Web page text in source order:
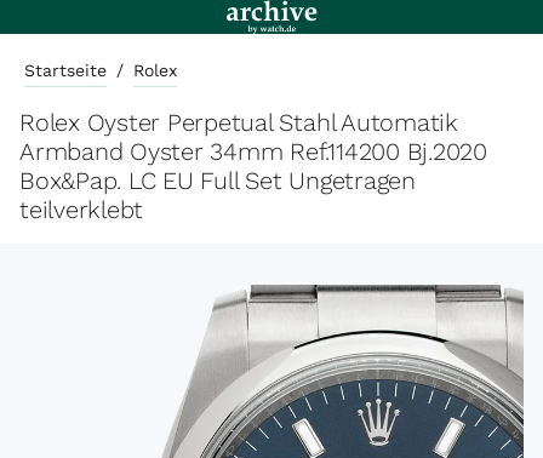
Startseite / Rolex
Rolex Oyster Perpetual Stahl Automatik
Armband Oyster 34mm Ref.114200 Bj.2020
Box&Pap. LC EU Full Set Ungetragen
teilverklebt